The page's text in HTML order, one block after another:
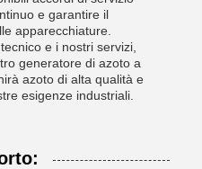
e garantire il
apparecchiature.
e i nostri servizi,
generatore di azoto a
azoto di alta qualità e
esigenze industriali.